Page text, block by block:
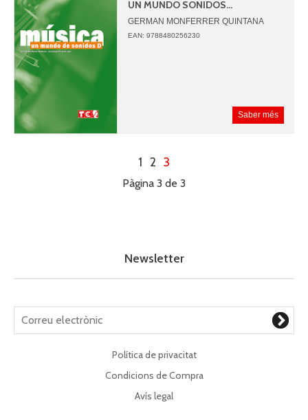
UN MUNDO SONIDOS...
GERMAN MONFERRER QUINTANA
JUAN ANGEL PICAZO LOPEZ
EAN: 9788480256230
Saber més
1 2 3
Pàgina 3 de 3
Newsletter
Política de privacitat
Condicions de Compra
Avís legal